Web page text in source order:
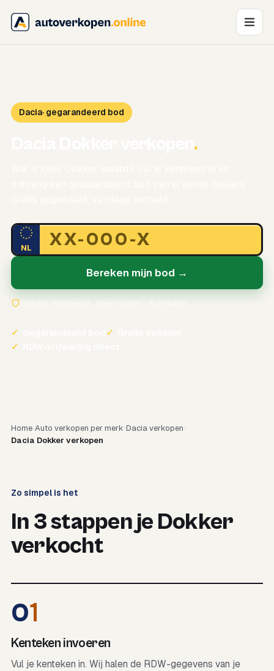
Dacia· gegarandeerd bod
.
NL
Bereken mijn bod →
✓ ✓
✓
Home Auto verkopen per merk Dacia verkopen
Dacia Dokker verkopen
Zo simpel is het
In 3 stappen je Dokker
verkocht
01
Kenteken invoeren
Vul je kenteken in. Wij halen de RDW-gegevens van je